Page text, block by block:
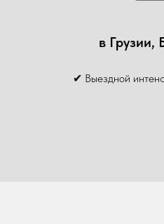
в Грузии,
✔ Выездной